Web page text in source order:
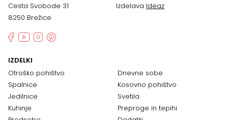
Cesta Svobode 31
8250 Brežice
Izdelava Ideaz
IZDELKI
Otroško pohištvo
Spalnice
Jedilnice
Kuhinje
Dnevne sobe
Kosovno pohištvo
Svetila
Preproge in tepihi